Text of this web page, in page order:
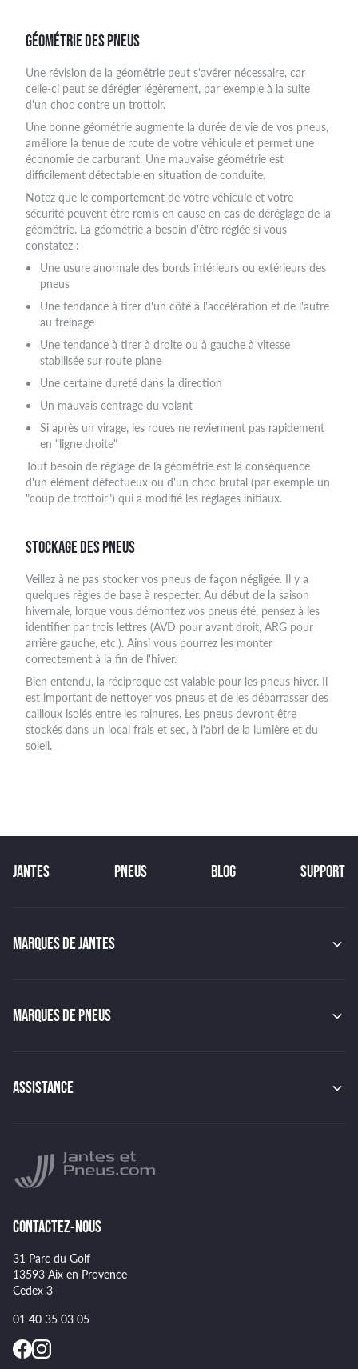
GÉOMÉTRIE DES PNEUS
Une révision de la géométrie peut s'avérer nécessaire, car
celle-ci peut se dérégler légèrement, par exemple à la suite
d'un choc contre un trottoir.
Une bonne géométrie augmente la durée de vie de vos pneus,
améliore la tenue de route de votre véhicule et permet une
économie de carburant. Une mauvaise géométrie est
difficilement détectable en situation de conduite.
Notez que le comportement de votre véhicule et votre
sécurité peuvent être remis en cause en cas de déréglage de la
géométrie. La géométrie a besoin d'être réglée si vous
constatez :
Une usure anormale des bords intérieurs ou extérieurs des
pneus
Une tendance à tirer d'un côté à l'accélération et de l'autre
au freinage
Une tendance à tirer à droite ou à gauche à vitesse
stabilisée sur route plane
Une certaine dureté dans la direction
Un mauvais centrage du volant
Si après un virage, les roues ne reviennent pas rapidement
en "ligne droite"
Tout besoin de réglage de la géométrie est la conséquence
d'un élément défectueux ou d'un choc brutal (par exemple un
"coup de trottoir") qui a modifié les réglages initiaux.
STOCKAGE DES PNEUS
Veillez à ne pas stocker vos pneus de façon négligée. Il y a
quelques règles de base à respecter. Au début de la saison
hivernale, lorque vous démontez vos pneus été, pensez à les
identifier par trois lettres (AVD pour avant droit, ARG pour
arrière gauche, etc.). Ainsi vous pourrez les monter
correctement à la fin de l'hiver.
Bien entendu, la réciproque est valable pour les pneus hiver. Il
est important de nettoyer vos pneus et de les débarrasser des
cailloux isolés entre les rainures. Les pneus devront être
stockés dans un local frais et sec, à l'abri de la lumière et du
soleil.
JANTES PNEUS BLOG SUPPORT
MARQUES DE JANTES
GMP
JAPAN RACING
BBS
MARQUES DE PNEUS
PIRELLI
HANKOOK
GOODYEAR
ASSISTANCE
Montage et démontage de vos pneus
Spécificités pour certains pneus
CONTACTEZ-NOUS
31 Parc du Golf
13593 Aix en Provence
Cedex 3
01 40 35 03 05